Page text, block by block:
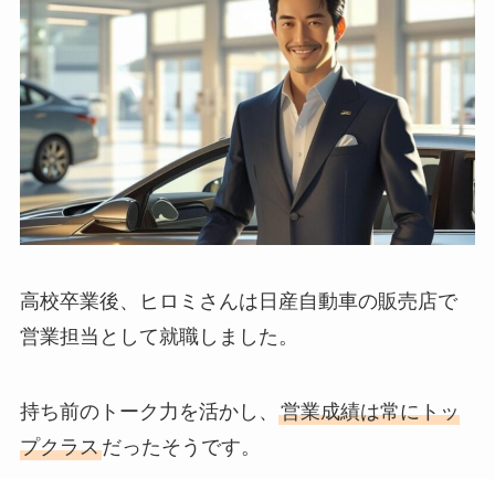
高校卒業後、ヒロミさんは日産自動車の販売店で
営業担当として就職しました。
持ち前のトーク力を活かし、 営業成績は常にトッ
プクラスだったそうです。